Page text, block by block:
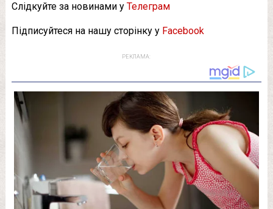
Слідкуйте за новинами у Телеграм
Підписуйтеся на нашу сторінку у Facebook
РЕКЛАМА: